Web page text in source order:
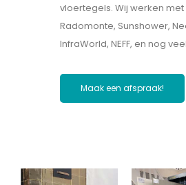
vloertegels. Wij werken
Radomonte, Sunshower,
InfraWorld, NEFF, en nog
Maak een afspraak!